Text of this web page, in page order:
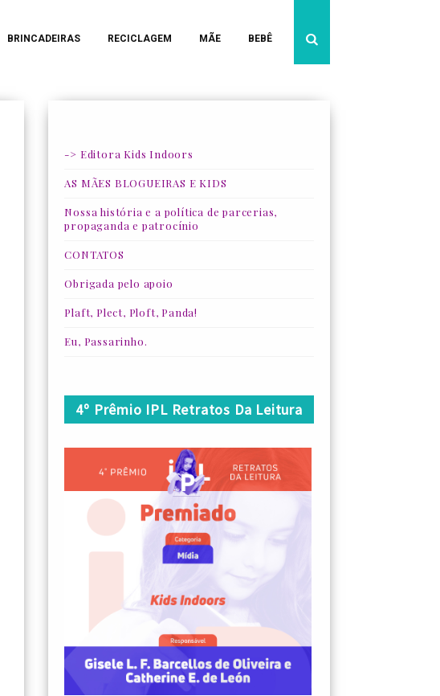
BRINCADEIRAS RECICLAGEM MÃE BEBÊ
-> Editora Kids Indoors
AS MÃES BLOGUEIRAS E KIDS
Nossa história e a política de parcerias,
propaganda e patrocínio
CONTATOS
Obrigada pelo apoio
Plaft, Plect, Ploft, Panda!
Eu, Passarinho.
4º Prêmio IPL Retratos Da Leitura